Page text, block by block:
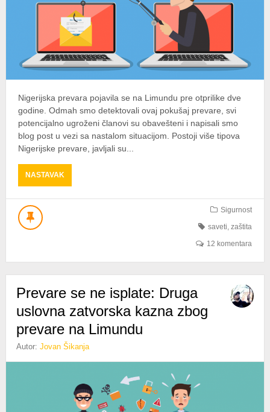
Nigerijska prevara pojavila se na Limundu pre otprilike dve
godine. Odmah smo detektovali ovaj pokušaj prevare, svi
potencijalno ugroženi članovi su obavešteni i napisali smo
blog post u vezi sa nastalom situacijom. Postoji više tipova
Nigerijske prevare, javljali su...
NASTAVAKABOUT
NIGERIJSKA
PREVARA
IH
PREPOZNATI
Sigurnost
saveti,zaštita
12 komentara
Prevare se ne isplate: Druga
uslovna zatvorska kazna zbog
prevare na Limundu
Autor:Jovan Šikanja